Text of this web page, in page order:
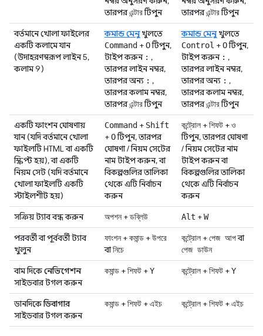
তারপরএন্টারটিপুন
তারপরএন্টারটিপুন
বর্তমানে খোলা ফাইলের
একটি কলামে যান
(উদাহরণস্বরূপ লাইন 5,
কলাম 9)
কমান্ড মেনুখুলতে
Command +Oটিপুন,
টাইপ করুন : ,
তারপর লাইন নম্বর,
তারপর অন্য : ,
তারপর কলাম নম্বর,
তারপরএন্টারটিপুন
কমান্ড মেনুখুলতে
Control +Oটিপুন,
টাইপ করুন : ,
তারপর লাইন নম্বর,
তারপর অন্য : ,
তারপর কলাম নম্বর,
তারপরএন্টারটিপুন
একটি ফাংশন ঘোষণায়
যান (যদি বর্তমানে খোলা
ফাইলটি HTML বা একটি
স্ক্রিপ্ট হয়), বা একটি
নিয়ম সেট (যদি বর্তমানে
খোলা ফাইলটি একটি
স্টাইলশীট হয়)
Command + Shift
+Oটিপুন, তারপর
ঘোষণা / নিয়ম সেটের
নাম টাইপ করুন, বা
বিকল্পগুলির তালিকা
থেকে এটি নির্বাচন
করুন
কন্ট্রোল +শিফট +ও
টিপুন, তারপর ঘোষণা
/ নিয়ম সেটের নাম
টাইপ করুন বা
বিকল্পগুলির তালিকা
থেকে এটি নির্বাচন
করুন
সক্রিয় ট্যাব বন্ধ করুন
অপশন+ডব্লিউ Alt +W
পরবর্তী বা পূর্ববর্তী ট্যাব
খুলুন
ফাংশন+কমান্ড +উপরে
বানিচে
কন্ট্রোল +পেজ আপবা
পেজ ডাউন
বাম দিকেনেভিগেশন
সাইডবার টগল করুন
কমান্ড +শিফট +Y কন্ট্রোল +শিফট +Y
ডানদিকেডিবাগার
সাইডবার টগল করুন
কমান্ড +শিফট +এইচ কন্ট্রোল +শিফট +এইচ